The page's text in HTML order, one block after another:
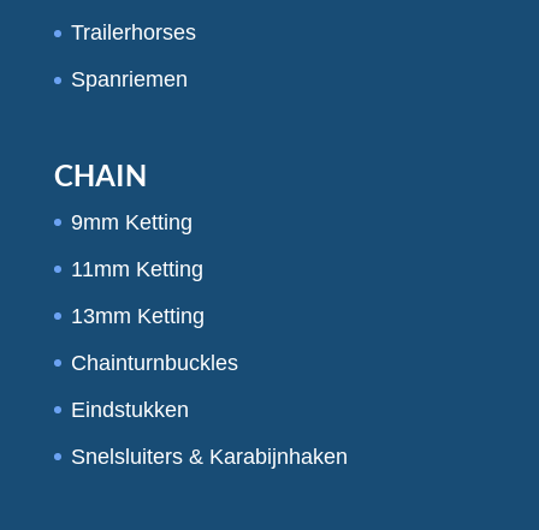
Trailerhorses
Spanriemen
CHAIN
9mm Ketting
11mm Ketting
13mm Ketting
Chainturnbuckles
Eindstukken
Snelsluiters & Karabijnhaken